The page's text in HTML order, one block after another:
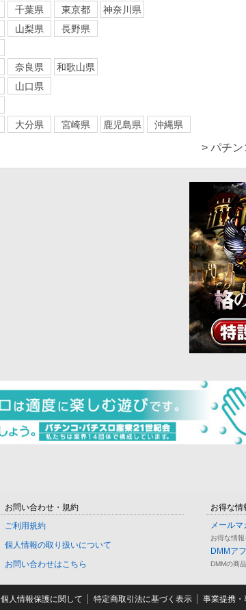
千葉県 東京都
神奈川県
山梨県
長野県
奈良県
和歌山県
山口県
大分県 宮崎県 鹿児島県 沖縄県
> パチ
お問い合わせ・規約
ご利用規約
個人情報の取り扱いについて
お問い合わせはこちら
お得な情
メールマ
お得な情報
DMMア
DMMの商
個人情報保護に関して 特定商取引法に基づく表示 事業提携